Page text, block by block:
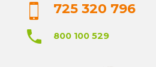
725 320 796
800 100 529